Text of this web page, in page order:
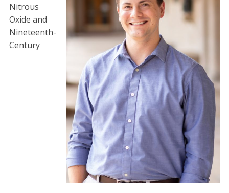
Nitrous
Oxide and
Nineteenth-
Century